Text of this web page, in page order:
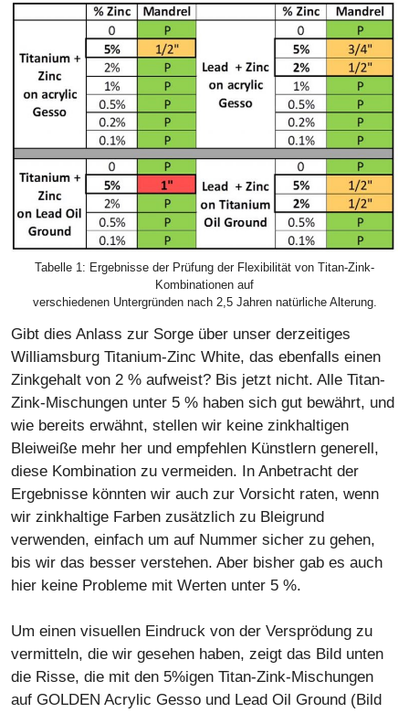
Tabelle 1: Ergebnisse der Prüfung der Flexibilität von Titan-Zink-
Kombinationen auf
verschiedenen Untergründen nach 2,5 Jahren natürliche Alterung.
Gibt dies Anlass zur Sorge über unser derzeitiges
Williamsburg Titanium-Zinc White, das ebenfalls einen
Zinkgehalt von 2 % aufweist? Bis jetzt nicht. Alle Titan-
Zink-Mischungen unter 5 % haben sich gut bewährt, und
wie bereits erwähnt, stellen wir keine zinkhaltigen
Bleiweiße mehr her und empfehlen Künstlern generell,
diese Kombination zu vermeiden. In Anbetracht der
Ergebnisse könnten wir auch zur Vorsicht raten, wenn
wir zinkhaltige Farben zusätzlich zu Bleigrund
verwenden, einfach um auf Nummer sicher zu gehen,
bis wir das besser verstehen. Aber bisher gab es auch
hier keine Probleme mit Werten unter 5 %.
Um einen visuellen Eindruck von der Versprödung zu
vermitteln, die wir gesehen haben, zeigt das Bild unten
die Risse, die mit den 5%igen Titan-Zink-Mischungen
auf GOLDEN Acrylic Gesso und Lead Oil Ground (Bild